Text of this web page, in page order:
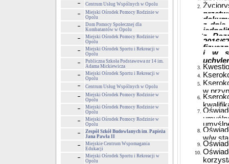
Centrum Usług Wspólnych w Opolu
Miejski Ośrodek Pomocy Rodzinie w
Opolu
Dom Pomocy Społecznej dla
Kombatantów w Opolu
Miejski Ośrodek Pomocy Rodzinie w
Opolu
Miejski Ośrodek Sportu i Rekreacji w
Opolu
Publiczna Szkoła Podstawowa nr 14 im.
Adama Mickiewicza
Miejski Ośrodek Sportu i Rekreacji w
Opolu
Centrum Usług Wspólnych w Opolu
Miejski Ośrodek Pomocy Rodzinie w
Opolu
Miejski Ośrodek Pomocy Rodzinie w
Opolu
Miejski Ośrodek Pomocy Rodzinie w
Opolu
Zespół Szkół Budowlanych im. Papieża
Jana Pawła II
Miejskie Centrum Wspomagania
Edukacji
Miejski Ośrodek Sportu i Rekreacji w
Opolu
z dnia
z
2016/
i w
K
w
w/w